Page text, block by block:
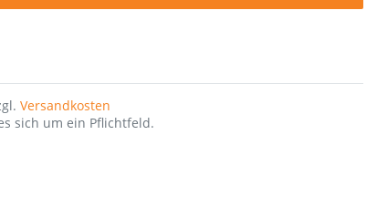
Versandkosten
sich um ein Pflichtfeld.